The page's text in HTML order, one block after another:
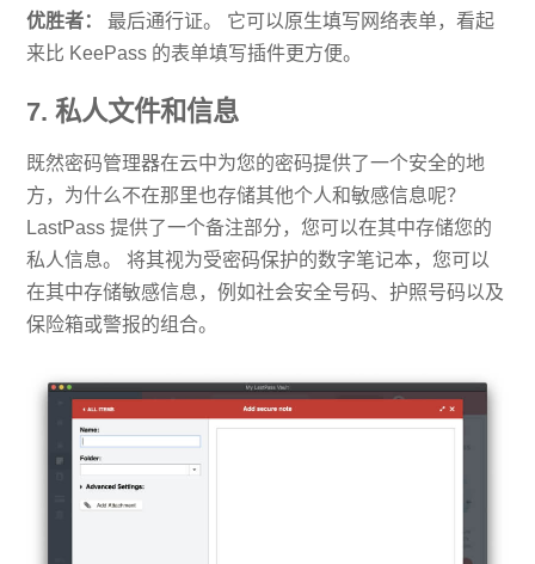
优胜者：
最后通行证。 它可以原生填写网络表单，看起
来比 KeePass 的表单填写插件更方便。
7. 私人文件和信息
既然密码管理器在云中为您的密码提供了一个安全的地
方，为什么不在那里也存储其他个人和敏感信息呢？
LastPass 提供了一个备注部分，您可以在其中存储您的
私人信息。 将其视为受密码保护的数字笔记本，您可以
在其中存储敏感信息，例如社会安全号码、护照号码以及
保险箱或警报的组合。